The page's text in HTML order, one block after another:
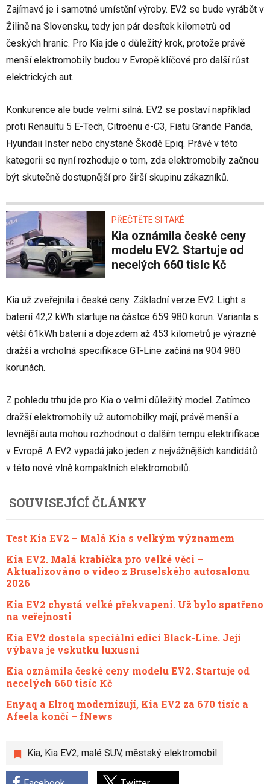
Zajímavé je i samotné umístění výroby. EV2 se bude vyrábět v
Žilině na Slovensku, tedy jen pár desítek kilometrů od
českých hranic. Pro Kia jde o důležitý krok, protože právě
menší elektromobily budou v Evropě klíčové pro další růst
elektrických aut.
Konkurence ale bude velmi silná. EV2 se postaví například
proti Renaultu 5 E-Tech, Citroënu ë-C3, Fiatu Grande Panda,
Hyundaii Inster nebo chystané Škodě Epiq. Právě v této
kategorii se nyní rozhoduje o tom, zda elektromobily začnou
být skutečně dostupnější pro širší skupinu zákazníků.
PŘEČTĚTE SI TAKÉ
Kia oznámila české ceny
modelu EV2. Startuje od
necelých 660 tisíc Kč
Kia už zveřejnila i české ceny. Základní verze EV2 Light s
baterií 42,2 kWh startuje na částce 659 980 korun. Varianta s
větší 61kWh baterií a dojezdem až 453 kilometrů je výrazně
dražší a vrcholná specifikace GT-Line začíná na 904 980
korunách.
Z pohledu trhu jde pro Kia o velmi důležitý model. Zatímco
dražší elektromobily už automobilky mají, právě menší a
levnější auta mohou rozhodnout o dalším tempu elektrifikace
v Evropě. A EV2 vypadá jako jeden z nejvážnějších kandidátů
v této nové vlně kompaktních elektromobilů.
Kia, Kia EV2, malé SUV, městský elektromobil
SOUVISEJÍCÍ ČLÁNKY
Test Kia EV2 – Malá Kia s velkým významem
Kia EV2. Malá krabička pro velké věci –
Aktualizováno o video z Bruselského autosalonu
2026
Kia EV2 chystá velké překvapení. Už bylo spatřeno
na veřejnosti
Kia EV2 dostala speciální edici Black-Line. Její
výbava je vskutku luxusní
Kia oznámila české ceny modelu EV2. Startuje od
necelých 660 tisíc Kč
Enyaq a Elroq modernizují, Kia EV2 za 670 tisíc a
Afeela končí – fNews